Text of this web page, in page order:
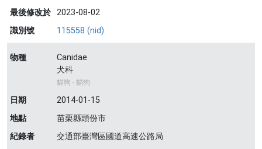
最後修改於 2023-08-02
識別號
115558 (nid)
物種
Canidae
犬科
貓狗 - 貓狗
日期
2014-01-15
地點
苗栗縣頭份市
紀錄者
交通部臺灣區國道高速公路局